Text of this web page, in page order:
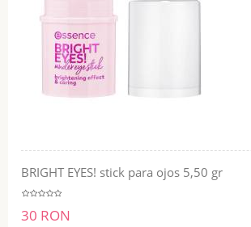
BRIGHT EYES! stick para ojos 5,50 gr
30 RON